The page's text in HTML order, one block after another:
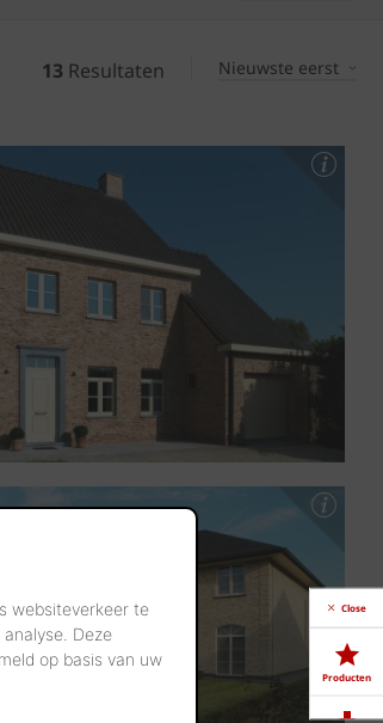
websiteverkeer te
Deze
op basis van uw
13 Resultaten Nieuwste eerst
Close
Producten